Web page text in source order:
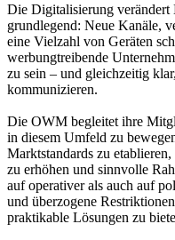
Die Digitalisierung
grundlegend: Neue Kanäle,
eine Vielzahl von Geräten
werbungtreibende
zu sein – und gleichzeitig
kommunizieren.
Die OWM begleitet ihre
in diesem Umfeld zu
Marktstandards zu
zu erhöhen und sinnvolle
auf operativer als auch auf
und überzogene
praktikable Lösungen zu